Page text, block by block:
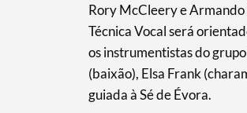
Rory McCleery e Armando
Técnica Vocal será
os instrumentistas do
(baixão), Elsa Frank
guiada à Sé de Évora.